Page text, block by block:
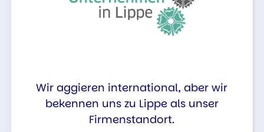
Wir aggieren international, aber wir
bekennen uns zu Lippe als unser
Firmenstandort.